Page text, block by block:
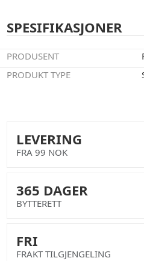
SPESIFIKASJONER
PRODUSENT
PRODUKT TYPE
LEVERING
FRA 99 NOK
365 DAGER
BYTTERETT
FRI
FRAKT TILGJENGELING